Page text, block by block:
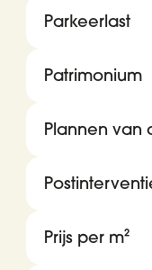
Parkeerlast
Patrimonium
Plannen van
Prijs per m²